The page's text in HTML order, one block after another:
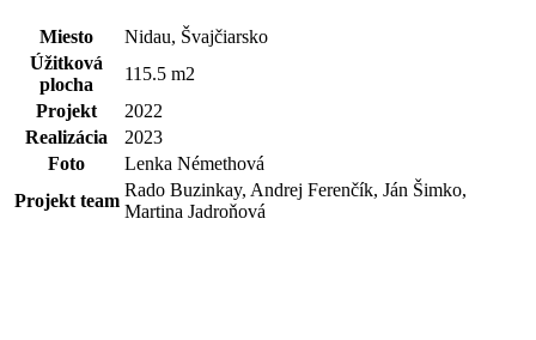
Miesto
Nidau, Švajčiarsko
Úžitková
plocha
115.5 m2
Projekt
2022
Realizácia
2023
Foto
Lenka Némethová
Projekt team
Rado Buzinkay, Andrej Ferenčík, Ján Šimko,
Martina Jadroňová